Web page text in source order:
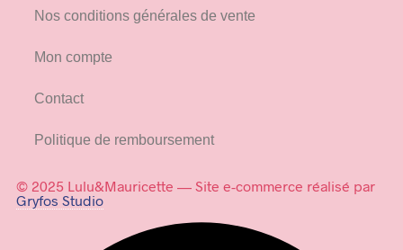
Nos conditions générales de vente
Mon compte
Contact
Politique de remboursement
© 2025 Lulu&Mauricette — Site e-commerce réalisé par
Gryfos Studio